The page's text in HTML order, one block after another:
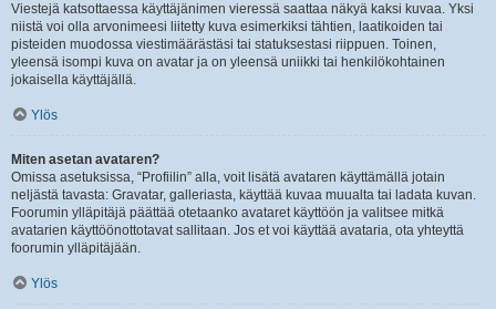
Viestejä katsottaessa käyttäjänimen vieressä saattaa näkyä kaksi kuvaa. Yksi
niistä voi olla arvonimeesi liitetty kuva esimerkiksi tähtien, laatikoiden tai
pisteiden muodossa viestimäärästäsi tai statuksestasi riippuen. Toinen,
yleensä isompi kuva on avatar ja on yleensä uniikki tai henkilökohtainen
jokaisella käyttäjällä.
Ylös
Miten asetan avataren?
Omissa asetuksissa, “Profiilin” alla, voit lisätä avataren käyttämällä jotain
neljästä tavasta: Gravatar, galleriasta, käyttää kuvaa muualta tai ladata kuvan.
Foorumin ylläpitäjä päättää otetaanko avataret käyttöön ja valitsee mitkä
avatarien käyttöönottotavat sallitaan. Jos et voi käyttää avataria, ota yhteyttä
foorumin ylläpitäjään.
Ylös